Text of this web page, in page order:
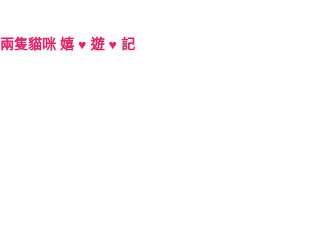
兩隻貓咪 嬉 ♥ 遊 ♥ 記